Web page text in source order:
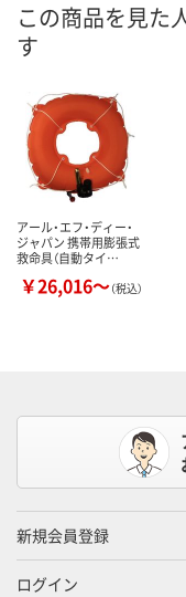
この商品を見た
す
アール・エフ・ディー・
ジャパン 携帯用膨張式
救命具（自動タイ…
￥26,016～（税込）
新規会員登録
ログイン